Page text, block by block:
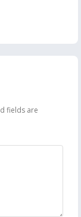
fields are